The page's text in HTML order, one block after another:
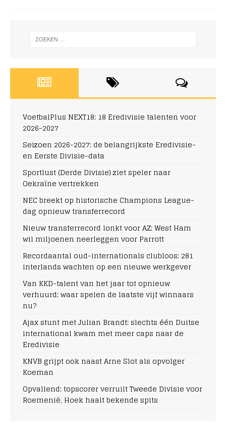
VoetbalPlus NEXT18: 18 Eredivisie talenten voor
2026-2027
Seizoen 2026-2027: de belangrijkste Eredivisie-
en Eerste Divisie-data
Sportlust (Derde Divisie) ziet speler naar
Oekraïne vertrekken
NEC breekt op historische Champions League-
dag opnieuw transferrecord
Nieuw transferrecord lonkt voor AZ: West Ham
wil miljoenen neerleggen voor Parrott
Recordaantal oud-internationals clubloos: 281
interlands wachten op een nieuwe werkgever
Van KKD-talent van het jaar tot opnieuw
verhuurd: waar spelen de laatste vijf winnaars
nu?
Ajax stunt met Julian Brandt: slechts één Duitse
international kwam met meer caps naar de
Eredivisie
KNVB grijpt ook naast Arne Slot als opvolger
Koeman
Opvallend: topscorer verruilt Tweede Divisie voor
Roemenië, Hoek haalt bekende spits